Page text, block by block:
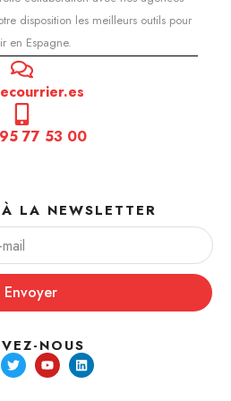
disposition les meilleurs outils pour
en Espagne.
77 53 00
LA NEWSLETTER
Envoyer
NOUS